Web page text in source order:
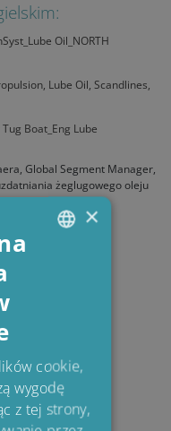
Oil_NORTH
Lube Oil, Scandlines,
Boat_Eng Lube
Global Segment Manager,
żeglugowego oleju
SPANISH
FRENCH
×
cookie,
wygodę
z tej strony,